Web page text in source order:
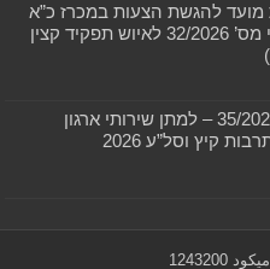
להגשת הצעות במכרז כ”א
פנימי/חיצוני פומבי מס’ 32/2026 לאיוש תפקיד קצין
מכרז פומבי מס’ 35/2026 – למתן שירותי ארגון
קיץ וסל”ע 2026
1243200